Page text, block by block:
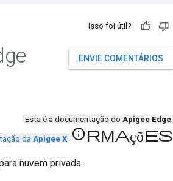
Isso foi útil?
ENVIE COMENTÁRIOS
Esta é a documentação do Apigee Edge.
da Apigee X. informações
nuvem privada.